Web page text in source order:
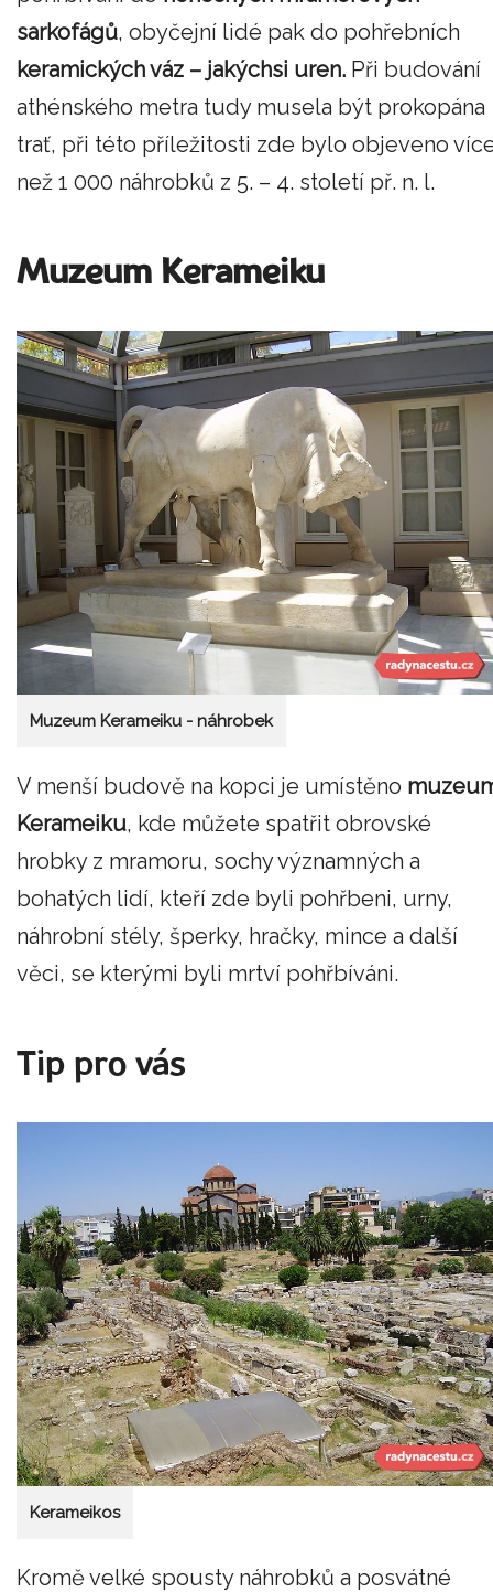
sarkofágů, obyčejní lidé pak do pohřebních
keramických váz – jakýchsi uren. Při budování
athénského metra tudy musela být prokopána
trať, při této příležitosti zde bylo objeveno
než 1 000 náhrobků z 5. – 4. století př. n. l.
Muzeum Kerameiku
Muzeum Kerameiku - náhrobek
V menší budově na kopci je umístěno
Kerameiku, kde můžete spatřit obrovské
hrobky z mramoru, sochy významných a
bohatých lidí, kteří zde byli pohřbeni, urny,
náhrobní stély, šperky, hračky, mince a další
věci, se kterými byli mrtví pohřbíváni.
Tip pro vás
Kerameikos
Kromě velké spousty náhrobků a posvátné